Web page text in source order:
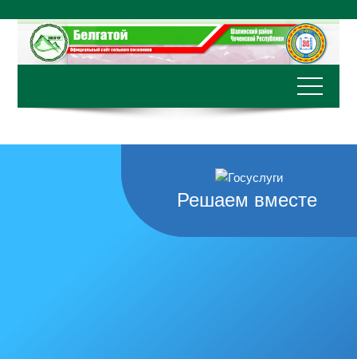
содержимому
Решаем вместе